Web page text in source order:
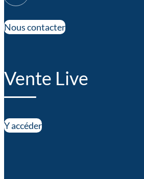
Nous contacter
Vente Live
Y accéder